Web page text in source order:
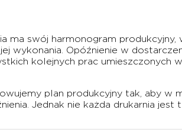
ma swój harmonogram
wykonania. Opóźnienie w
kolejnych prac umieszczonych
plan produkcyjny tak, aby
Jednak nie każda drukarnia